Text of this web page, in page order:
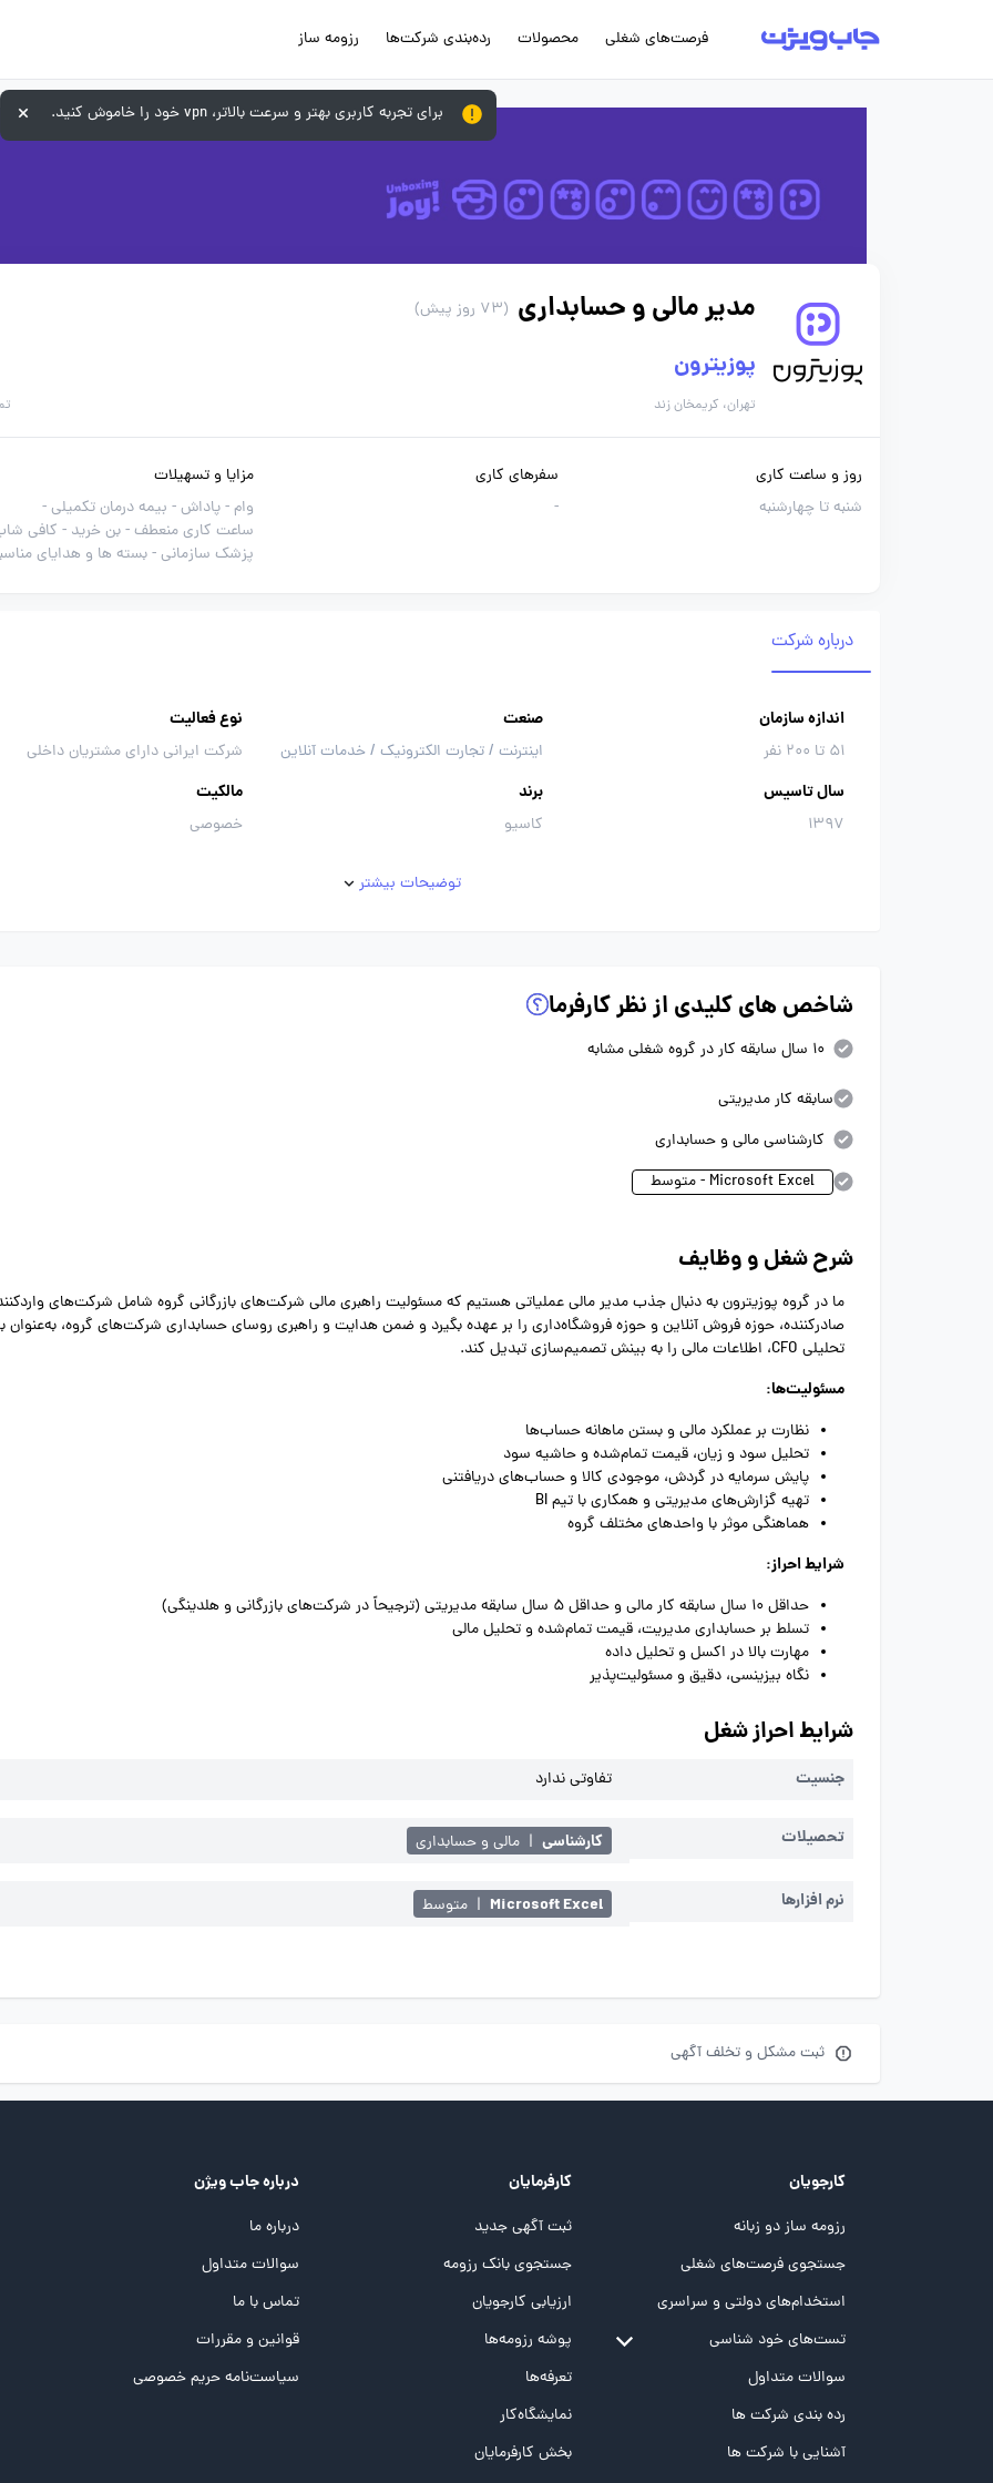
فرصت‌های شغلی محصولات رده‌بندی شرکت‌ها رزومه ساز
مدیر مالی و حسابداری (73 روز پیش)
پوزیترون
تهران، کریمخان زند
روز و ساعت کاری
شنبه تا چهارشنبه
سفرهای کاری
-
مزایا و تسهیلات
وام - پاداش - بیمه درمان تکمیلی -
ساعت کاری منعطف - بن خرید - کافی
پزشک سازمانی - بسته ها و هدایای
درباره شرکت
اندازه سازمان
51 تا 200 نفر
صنعت
اینترنت / تجارت الکترونیک / خدمات آنلاین
نوع فعالیت
شرکت ایرانی دارای مشتریان داخلی
سال تاسیس
1397
برند
کاسیو
مالکیت
خصوصی
توضیحات بیشتر
شاخص های کلیدی از نظر کارفرما
10 سال سابقه کار در گروه شغلی مشابه
سابقه کار مدیریتی
کارشناسی مالی و حسابداری
Microsoft Excel - متوسط
شرح شغل و وظایف
ما در گروه پوزیترون به دنبال جذب مدیر مالی عملیاتی هستیم که مسئولیت راهبری مالی شرکت‌های بازرگانی گروه شامل شرکت‌های
صادرکننده، حوزه فروش آنلاین و حوزه فروشگاه‌داری را بر عهده بگیرد و ضمن هدایت و راهبری روسای حسابداری شرکت‌های گروه، به‌عنوان
تحلیلی CFO، اطلاعات مالی را به بینش تصمیم‌سازی تبدیل کند.
مسئولیت‌ها:
نظارت بر عملکرد مالی و بستن ماهانه حساب‌ها
تحلیل سود و زیان، قیمت تمام‌شده و حاشیه سود
پایش سرمایه در گردش، موجودی کالا و حساب‌های دریافتنی
تهیه گزارش‌های مدیریتی و همکاری با تیم BI
هماهنگی موثر با واحدهای مختلف گروه
شرایط احراز:
حداقل 10 سال سابقه کار مالی و حداقل 5 سال سابقه مدیریتی (ترجیحاً در شرکت‌های بازرگانی و هلدینگی)
تسلط بر حسابداری مدیریت، قیمت تمام‌شده و تحلیل مالی
مهارت بالا در اکسل و تحلیل داده
نگاه بیزینسی، دقیق و مسئولیت‌پذیر
شرایط احراز شغل
جنسیت تفاوتی ندارد
تحصیلات کارشناسی | مالی و حسابداری
نرم افزارها Microsoft Excel
| متوسط
ثبت مشکل و تخلف آگهی
کارجویان
رزومه ساز دو زبانه
جستجوی فرصت‌های شغلی
استخدام‌های دولتی و سراسری
تست‌های خود شناسی
تست MBTI
تست تیپ سنجی شغلی Holland
تست NEO
سوالات متداول
رده بندی شرکت ها
آشنایی با شرکت ها
کارفرمایان
ثبت آگهی جدید
جستجوی بانک رزومه
ارزیابی کارجویان
پوشه‌‌ رزومه‌ها
تعرفه‌ها
نمایشگاه‌کار
بخش کارفرمایان
درباره جاب ویژن
درباره ما
سوالات متداول
تماس با ما
قوانین و مقررات
سیاست‌نامه حریم خصوصی
برای تجربه کاربری بهتر و سرعت بالاتر، vpn خود را خاموش کنید.